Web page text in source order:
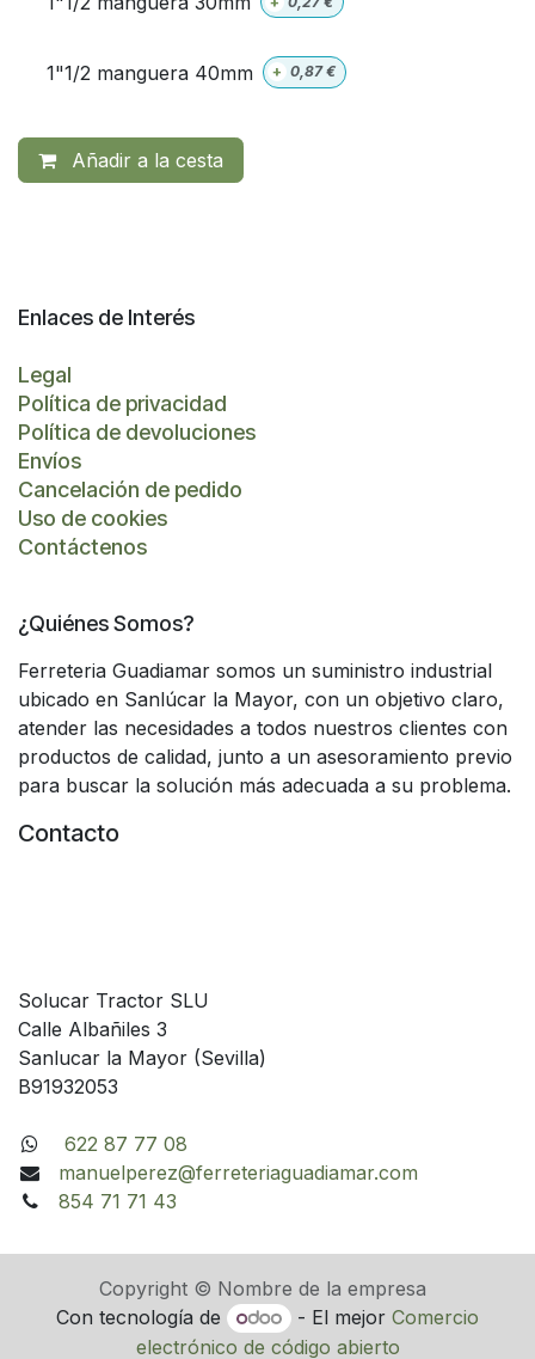
1"1/2 manguera 40mm + 0,87€
Añadir a la cesta
Enlaces de Interés
Legal
Política de privacidad
Política de devoluciones
Envíos
Cancelación de pedido
Uso de cookies
Contáctenos
¿Quiénes Somos?
Ferreteria Guadiamar somos un suministro industrial
ubicado en Sanlúcar la Mayor, con un objetivo claro,
atender las necesidades a todos nuestros clientes con
productos de calidad, junto a un asesoramiento previo
para buscar la solución más adecuada a su problema.
Contacto
Solucar Tractor SLU
Calle Albañiles 3
Sanlucar la Mayor (Sevilla)
B91932053
622 87 77 08
manuelperez@ferreteriaguadiamar.com
854 71 71 43
Copyright © Nombre de la empresa
Con tecnología de
- El mejorComercio
electrónico de código abierto